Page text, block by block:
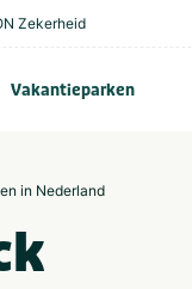
Zekerheid
Vakantieparken
in Nederland